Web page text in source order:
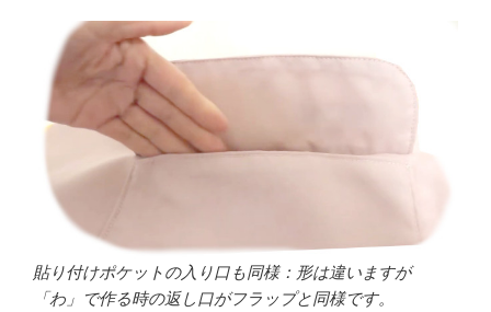
貼り付けポケットの入り口も同様：形は違いますが
「わ」で作る時の返し口がフラップと同様です。